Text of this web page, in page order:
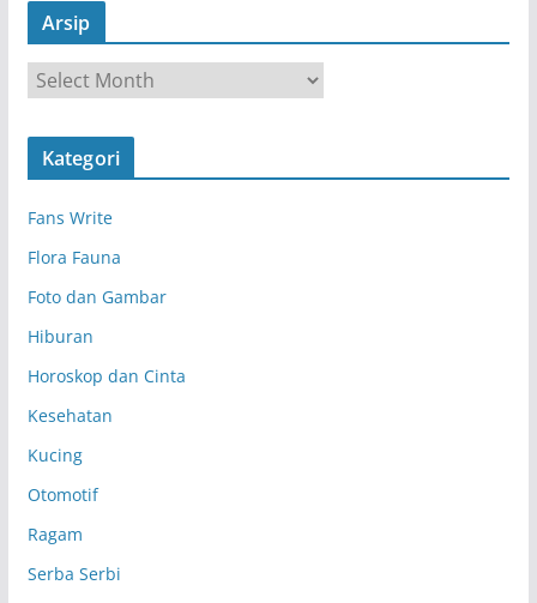
Arsip
r
s
Kategori
Fans Write
Flora Fauna
Foto dan Gambar
Hiburan
Horoskop dan Cinta
Kesehatan
Kucing
Otomotif
Ragam
Serba Serbi